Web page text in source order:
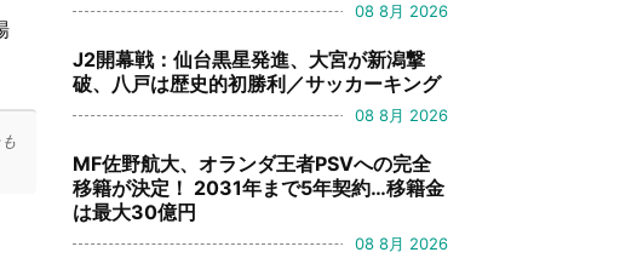
08 8月 2026
J2開幕戦：仙台黒星発進、大宮が新潟撃
破、八戸は歴史的初勝利／サッカーキング
08 8月 2026
MF佐野航大、オランダ王者PSVへの完全
移籍が決定！ 2031年まで5年契約…移籍金
は最大30億円
08 8月 2026